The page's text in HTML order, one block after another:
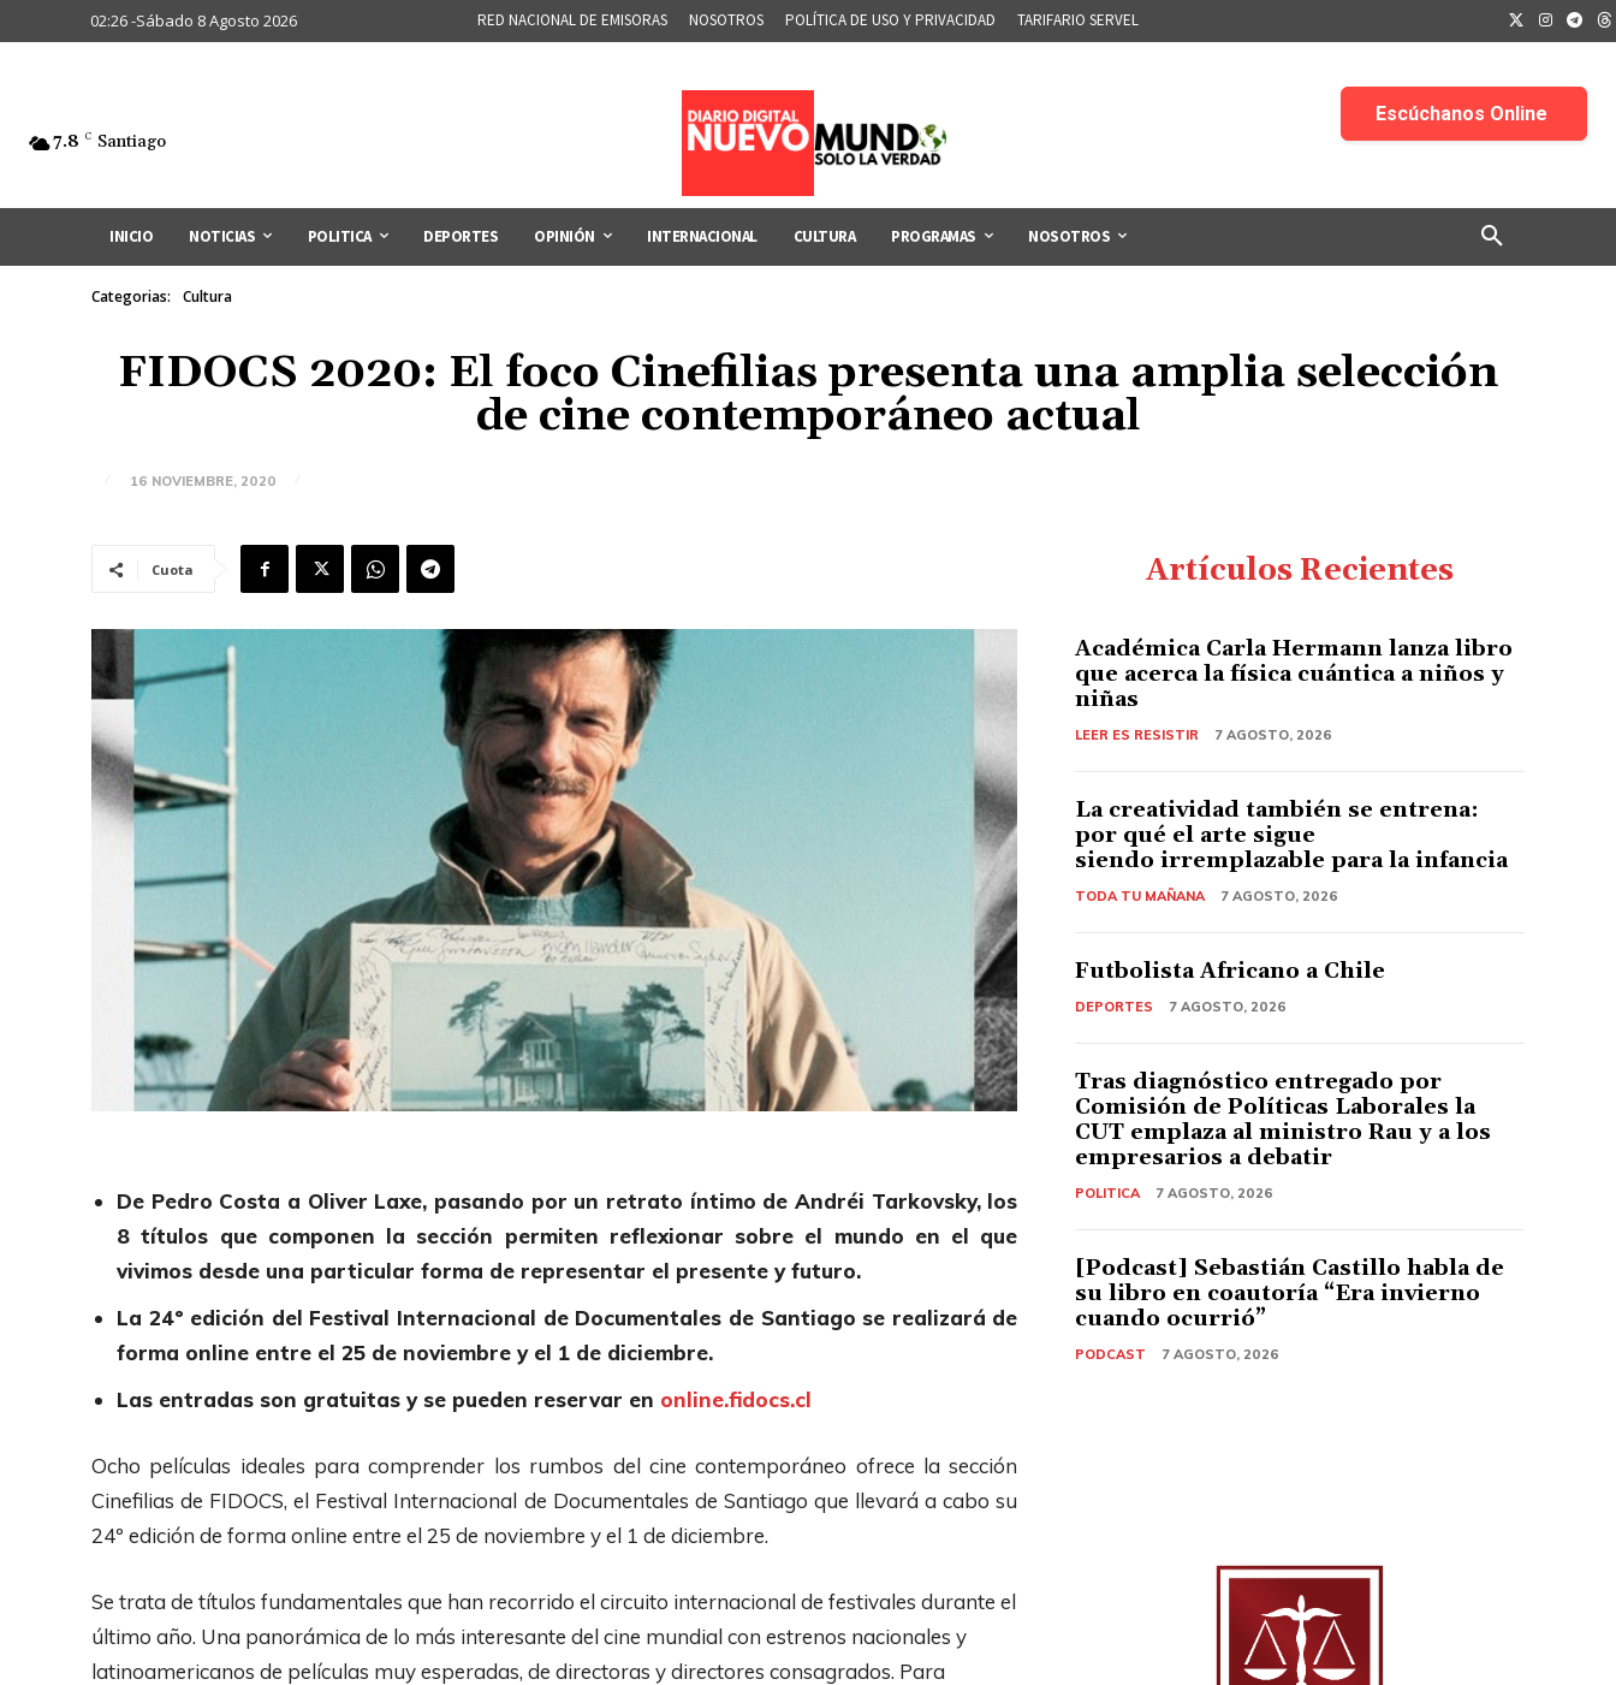
02:26 -Sábado 8 Agosto 2026 RED NACIONAL DE EMISORAS NOSOTROS POLÍTICA DE USO Y PRIVACIDAD TARIFARIO SERVEL
7.8 C Santiago
INICIO NOTICIAS POLITICA DEPORTES OPINIÓN INTERNACIONAL CULTURA PROGRAMAS NOSOTROS
Categorias: Cultura
FIDOCS 2020: El foco Cinefilias presenta una amplia selección
de cine contemporáneo actual
16 NOVIEMBRE, 2020
Cuota
De Pedro Costa a Oliver Laxe, pasando por un retrato íntimo de Andréi Tarkovsky, los
8 títulos que componen la sección permiten reflexionar sobre el mundo en el que
vivimos desde una particular forma de representar el presente y futuro.
La 24º edición del Festival Internacional de Documentales de Santiago se realizará de
forma online entre el 25 de noviembre y el 1 de diciembre.
Las entradas son gratuitas y se pueden reservar en online.fidocs.cl
Ocho películas ideales para comprender los rumbos del cine contemporáneo ofrece la sección
Cinefilias de FIDOCS, el Festival Internacional de Documentales de Santiago que llevará a cabo su
24º edición de forma online entre el 25 de noviembre y el 1 de diciembre.
Se trata de títulos fundamentales que han recorrido el circuito internacional de festivales durante el
último año. Una panorámica de lo más interesante del cine mundial con estrenos nacionales y
latinoamericanos de películas muy esperadas, de directoras y directores consagrados. Para
Artículos Recientes
Académica Carla Hermann lanza libro
que acerca la física cuántica a niños y
niñas
LEER ES RESISTIR 7 AGOSTO, 2026
La creatividad también se entrena:
por qué el arte sigue
siendo irremplazable para la infancia
TODA TU MAÑANA 7 AGOSTO, 2026
Futbolista Africano a Chile
DEPORTES 7 AGOSTO, 2026
Tras diagnóstico entregado por
Comisión de Políticas Laborales la
CUT emplaza al ministro Rau y a los
empresarios a debatir
POLITICA 7 AGOSTO, 2026
[Podcast] Sebastián Castillo habla de
su libro en coautoría “Era invierno
cuando ocurrió”
PODCAST 7 AGOSTO, 2026